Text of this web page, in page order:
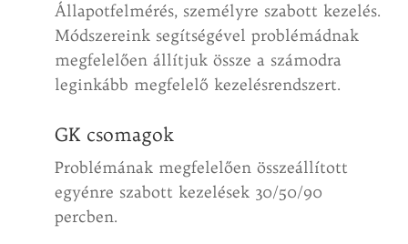
Állapotfelmérés, személyre szabott kezelés.
Módszereink segítségével problémádnak
megfelelően állítjuk össze a számodra
leginkább megfelelő kezelésrendszert.
GK csomagok
Problémának megfelelően összeállított
egyénre szabott kezelések 30/50/90
percben.